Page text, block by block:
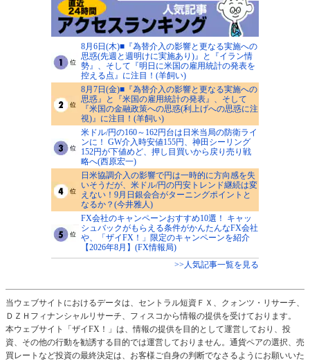
8月6日(木)■『為替介入の影響と更なる実施への
思惑(先週と週明けに実施あり)』と『イラン情
勢』、そして『明日に米国の雇用統計の発表を
控える点』に注目！(羊飼い)
8月7日(金)■『為替介入の影響と更なる実施への
思惑』と『米国の雇用統計の発表』、そして
『米国の金融政策への思惑(利上げへの思惑に注
視)』に注目！(羊飼い)
米ドル/円の160～162円台は日米当局の防衛ライ
ンに！ GW介入時安値155円、神田シーリング
152円が下値めど、押し目買いから戻り売り戦
略へ(西原宏一)
日米協調介入の影響で円は一時的に方向感を失
いそうだが、米ドル/円の円安トレンド継続は変
えない！9月日銀会合がターニングポイントと
なるか？(今井雅人)
FX会社のキャンペーンおすすめ10選！ キャッ
シュバックがもらえる条件がかんたんなFX会社
や、「ザイFX！」限定のキャンペーンを紹介
【2026年8月】(FX情報局)
>>人気記事一覧を見る
当ウェブサイトにおけるデータは、セントラル短資ＦＸ、クォンツ・リサーチ、
ＤＺＨフィナンシャルリサーチ、フィスコから情報の提供を受けております。
本ウェブサイト「ザイFX！」は、情報の提供を目的として運営しており、投
資、その他の行動を勧誘する目的では運営しておりません。通貨ペアの選択、売
買レートなど投資の最終決定は、お客様ご自身の判断でなさるようにお願いいた